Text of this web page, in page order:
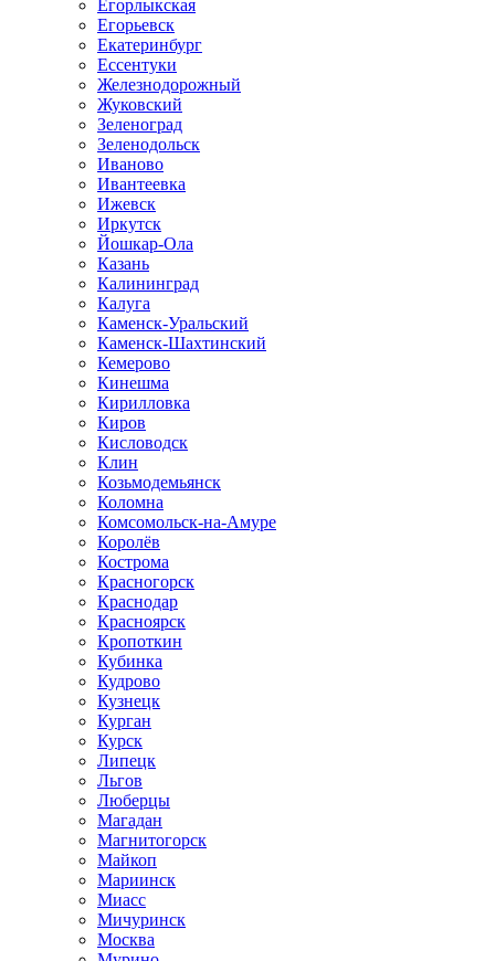
Егорлыкская
Егорьевск
Екатеринбург
Ессентуки
Железнодорожный
Жуковский
Зеленоград
Зеленодольск
Иваново
Ивантеевка
Ижевск
Иркутск
Йошкар-Ола
Казань
Калининград
Калуга
Каменск-Уральский
Каменск-Шахтинский
Кемерово
Кинешма
Кирилловка
Киров
Кисловодск
Клин
Козьмодемьянск
Коломна
Комсомольск-на-Амуре
Королёв
Кострома
Красногорск
Краснодар
Красноярск
Кропоткин
Кубинка
Кудрово
Кузнецк
Курган
Курск
Липецк
Льгов
Люберцы
Магадан
Магнитогорск
Майкоп
Мариинск
Миасс
Мичуринск
Москва